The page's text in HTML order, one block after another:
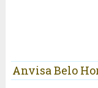
Anvisa Belo